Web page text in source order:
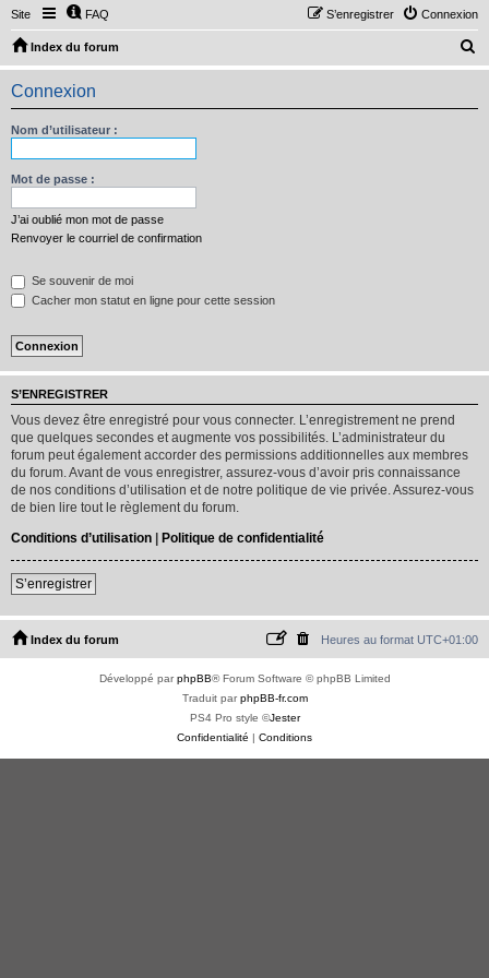
Site FAQ Connexion
S’enregistrer
Index du forum
e
Connexion
Nom d’utilisateur :
Mot de passe :
J’ai oublié mon mot de passe
Renvoyer le courriel de confirmation
Se souvenir de moi
Cacher mon statut en ligne pour cette session
S’ENREGISTRER
Vous devez être enregistré pour vous connecter. L’enregistrement ne prend
que quelques secondes et augmente vos possibilités. L’administrateur du
forum peut également accorder des permissions additionnelles aux membres
du forum. Avant de vous enregistrer, assurez-vous d’avoir pris connaissance
de nos conditions d’utilisation et de notre politique de vie privée. Assurez-vous
de bien lire tout le règlement du forum.
Conditions d’utilisation | Politique de confidentialité
S’enregistrer
Index du forum Heures au format UTC+01:00
Développé parphpBB® Forum Software © phpBB Limited
Traduit parphpBB-fr.com
PS4 Pro style ©Jester
Confidentialité | Conditions